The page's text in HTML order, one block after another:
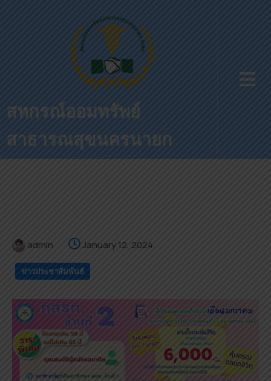
สหกรณ์ออมทรัพย์
สาธารณสุขนครนายก
admin January 12, 2024
ข่าวประชาสัมพันธ์